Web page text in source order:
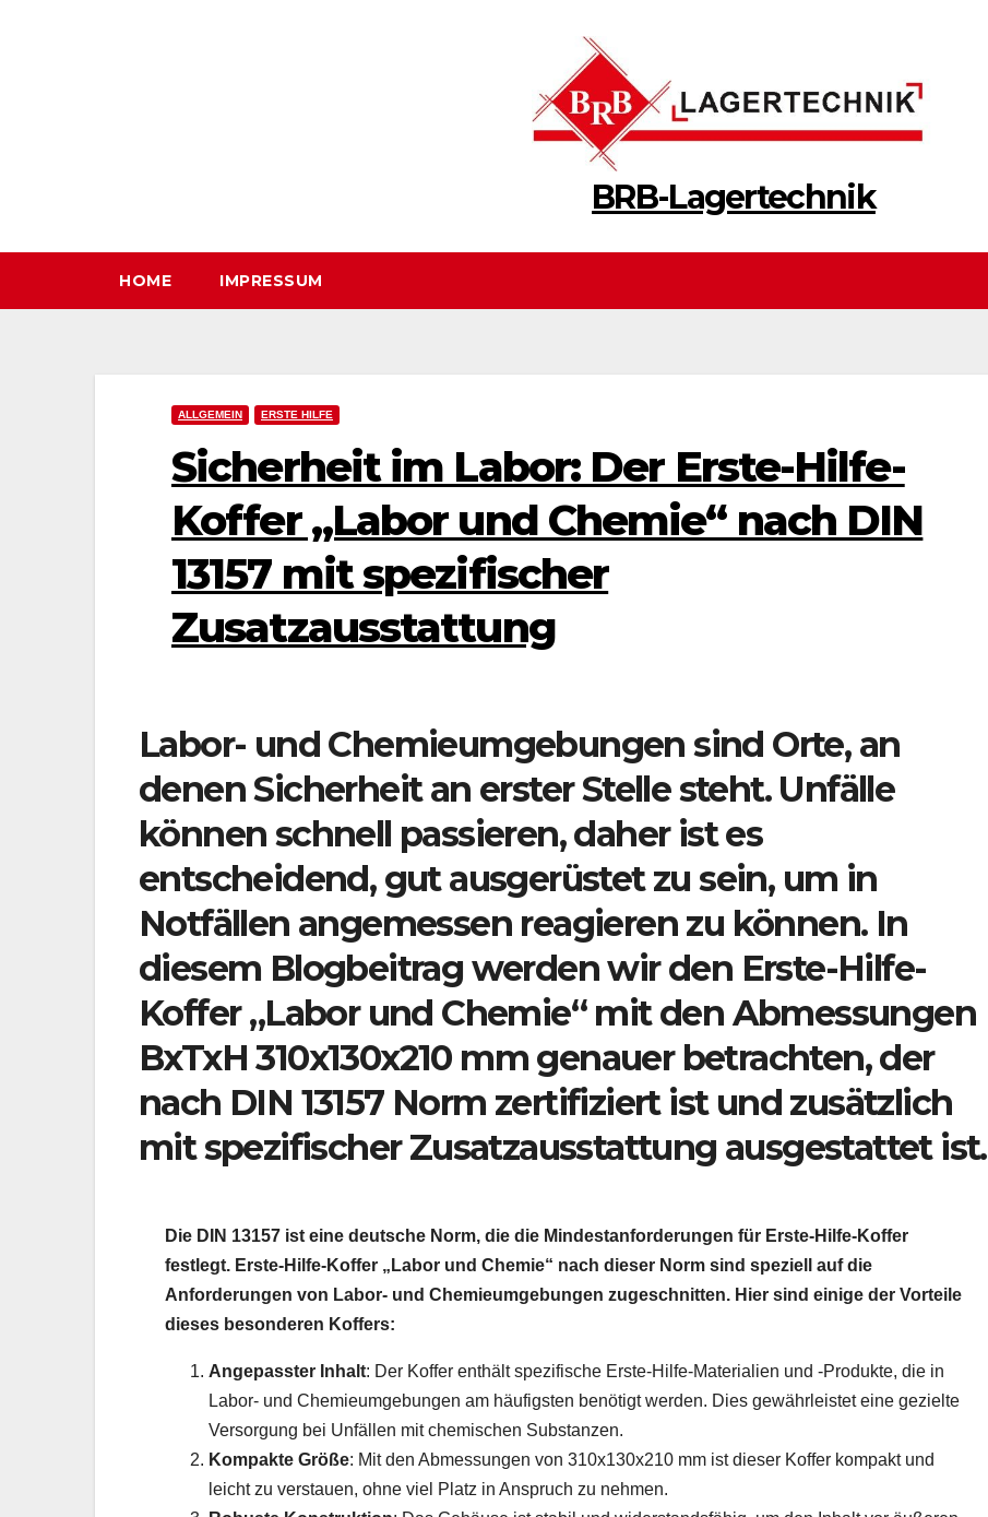
BRB-Lagertechnik
HOME IMPRESSUM
ALLGEMEIN ERSTE HILFE
Sicherheit im Labor: Der Erste-Hilfe-
Koffer „Labor und Chemie“ nach DIN
13157 mit spezifischer
Zusatzausstattung
Labor- und Chemieumgebungen sind Orte, an
denen Sicherheit an erster Stelle steht. Unfälle
können schnell passieren, daher ist es
entscheidend, gut ausgerüstet zu sein, um in
Notfällen angemessen reagieren zu können. In
diesem Blogbeitrag werden wir den Erste-Hilfe-
Koffer „Labor und Chemie“ mit den Abmessungen
BxTxH 310x130x210 mm genauer betrachten, der
nach DIN 13157 Norm zertifiziert ist und zusätzlich
mit spezifischer Zusatzausstattung ausgestattet ist.
Die DIN 13157 ist eine deutsche Norm, die die Mindestanforderungen für Erste-Hilfe-Koffer
festlegt. Erste-Hilfe-Koffer „Labor und Chemie“ nach dieser Norm sind speziell auf die
Anforderungen von Labor- und Chemieumgebungen zugeschnitten. Hier sind einige der Vorteile
dieses besonderen Koffers:
Angepasster Inhalt: Der Koffer enthält spezifische Erste-Hilfe-Materialien und -Produkte, die in
Labor- und Chemieumgebungen am häufigsten benötigt werden. Dies gewährleistet eine gezielte
Versorgung bei Unfällen mit chemischen Substanzen.
Kompakte Größe: Mit den Abmessungen von 310x130x210 mm ist dieser Koffer kompakt und
leicht zu verstauen, ohne viel Platz in Anspruch zu nehmen.